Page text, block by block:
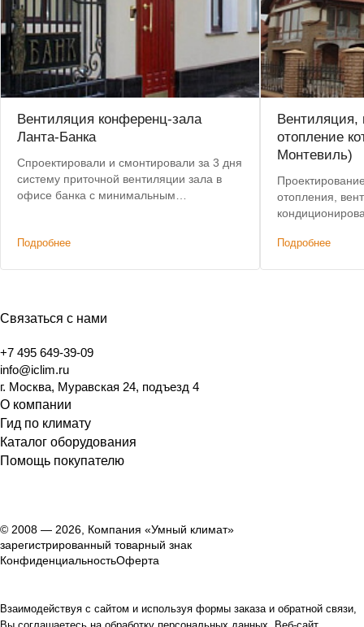
Вентиляция конференц-зала
Ланта-Банка
Спроектировали и смонтировали за 3 дня
систему приточной вентиляции зала в
офисе банка с минимальным
Подробнее
Вентиляция,
отопление
Монтевиль)
отопления,
Подробнее
Связаться с нами
+7 495 649-39-09
info@iclim.ru
г. Москва, Муравская 24, подъезд 4
О компании
Гид по климату
Каталог оборудования
Помощь покупателю
© 2008 — 2026, Компания «Умный климат»
зарегистрированный товарный знак
КонфиденциальностьОферта
Взаимодействуя с сайтом и используя формы заказа и обратной связи,